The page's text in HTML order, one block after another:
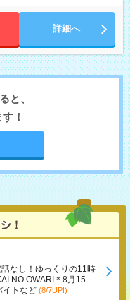
詳細へ
と、
！
話なし！ゆっくりの11時
NO OWARI＊8月15
イトなど (8/7UP!)